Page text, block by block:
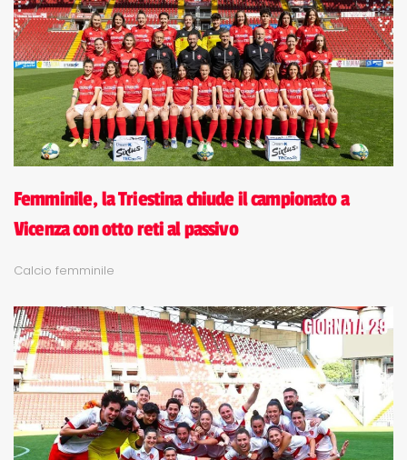
Femminile, la Triestina chiude il campionato a
Vicenza con otto reti al passivo
Calcio femminile